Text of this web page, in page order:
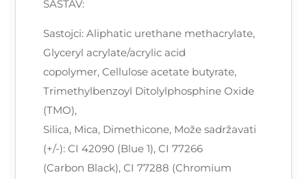
SASTAV:
Sastojci: Aliphatic urethane methacrylate,
Glyceryl acrylate/acrylic acid
copolymer, Cellulose acetate butyrate,
Trimethylbenzoyl Ditolylphosphine Oxide
(TMO),
Silica, Mica, Dimethicone, Može sadržavati
(+/-): CI 42090 (Blue 1), CI 77266
(Carbon Black), CI 77288 (Chromium